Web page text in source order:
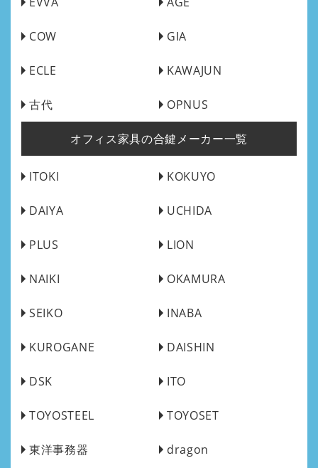
COW GIA
ECLE KAWAJUN
古代 OPNUS
オフィス家具の合鍵メーカー一覧
ITOKI KOKUYO
DAIYA UCHIDA
PLUS LION
NAIKI OKAMURA
SEIKO INABA
KUROGANE DAISHIN
DSK ITO
TOYOSTEEL TOYOSET
東洋事務器 dragon